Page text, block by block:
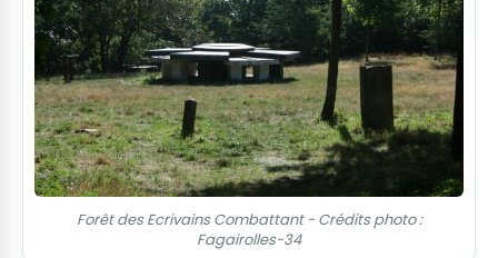
Forêt des Ecrivains Combattant - Crédits photo :
Fagairolles-34